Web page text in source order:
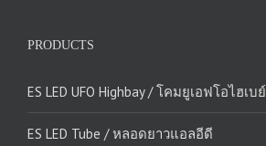
PRODUCTS
ES LED UFO Highbay / โคมยูเอฟโอไฮเบย์
ES LED Tube / หลอดยาวแอลอีดี